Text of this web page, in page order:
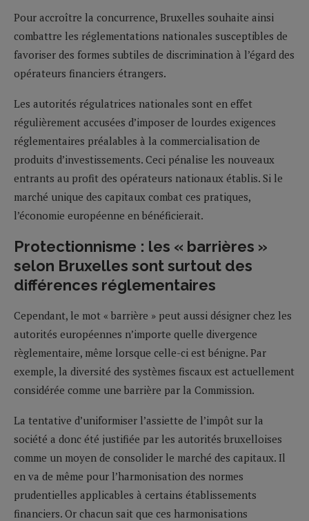
Pour accroître la concurrence, Bruxelles souhaite ainsi
combattre les réglementations nationales susceptibles de
favoriser des formes subtiles de discrimination à l’égard des
opérateurs financiers étrangers.
Les autorités régulatrices nationales sont en effet
régulièrement accusées d’imposer de lourdes exigences
réglementaires préalables à la commercialisation de
produits d’investissements. Ceci pénalise les nouveaux
entrants au profit des opérateurs nationaux établis. Si le
marché unique des capitaux combat ces pratiques,
l’économie européenne en bénéficierait.
Protectionnisme : les « barrières »
selon Bruxelles sont surtout des
différences réglementaires
Cependant, le mot « barrière » peut aussi désigner chez les
autorités européennes n’importe quelle divergence
règlementaire, même lorsque celle-ci est bénigne. Par
exemple, la diversité des systèmes fiscaux est actuellement
considérée comme une barrière par la Commission.
La tentative d’uniformiser l’assiette de l’impôt sur la
société a donc été justifiée par les autorités bruxelloises
comme un moyen de consolider le marché des capitaux. Il
en va de même pour l’harmonisation des normes
prudentielles applicables à certains établissements
financiers. Or chacun sait que ces harmonisations